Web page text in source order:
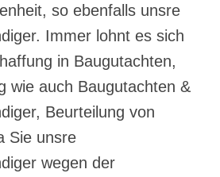
so ebenfalls unsre
Immer lohnt es sich
in Baugutachten,
wie auch Baugutachten &
Beurteilung von
Sie unsre
wegen der